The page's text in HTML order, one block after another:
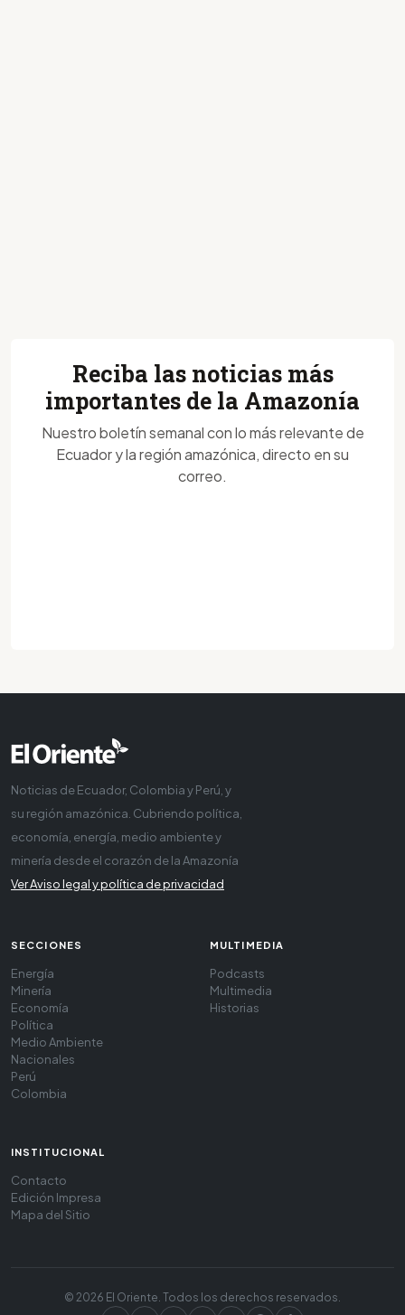
Reciba las noticias más
importantes de la Amazonía
Nuestro boletín semanal con lo más relevante de
Ecuador y la región amazónica, directo en su
correo.
Noticias de Ecuador, Colombia y Perú, y
su región amazónica. Cubriendo política,
economía, energía, medio ambiente y
minería desde el corazón de la Amazonía
Ver Aviso legal y política de privacidad
SECCIONES
Energía
Minería
Economía
Política
Medio Ambiente
Nacionales
Perú
Colombia
MULTIMEDIA
Podcasts
Multimedia
Historias
INSTITUCIONAL
Contacto
Edición Impresa
Mapa del Sitio
© 2026 El Oriente. Todos los derechos reservados.